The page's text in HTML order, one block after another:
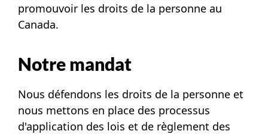
promouvoir les droits de la personne au
Canada.
Notre mandat
Nous défendons les droits de la personne et
nous mettons en place des processus
d'application des lois et de règlement des